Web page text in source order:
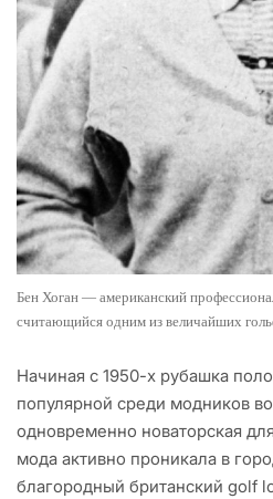
Бен Хоган — американский
считающийся одним из величайших
Начиная с 1950-х рубашка
популярной среди модников
одновременно новаторская
мода активно проникала в
благородный британский golf